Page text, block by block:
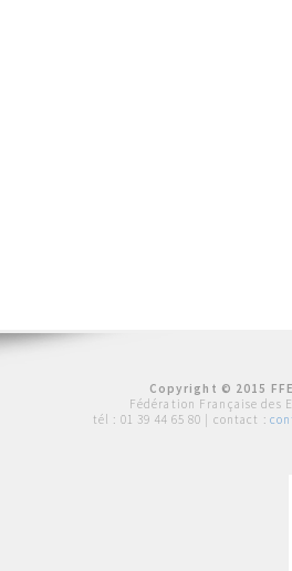
Copyright © 2015
Fédération Française des
tél : 01 39 44 65 80 | contact :